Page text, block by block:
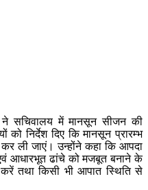
ने सचिवालय में मानसून सीजन की
को निर्देश दिए कि मानसून प्रारम्भ
ली जाएं। उन्होंने कहा कि आपदा
आधारभूत ढांचे को मजबूत बनाने के
तथा किसी भी आपात स्थिति से